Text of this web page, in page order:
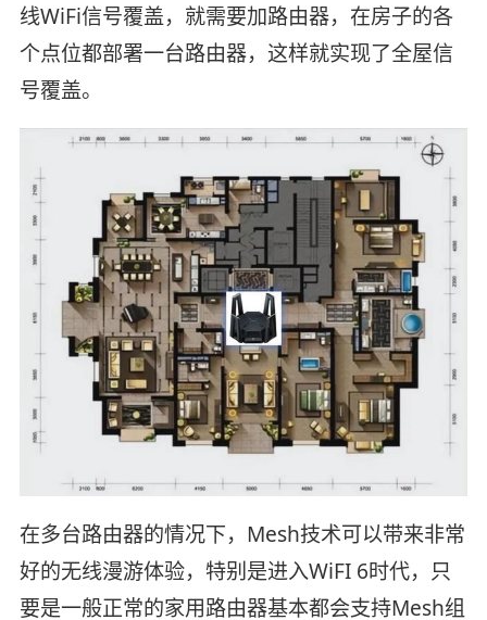
线WiFi信号覆盖，就需要加路由器，在房子的各
个点位都部署一台路由器，这样就实现了全屋信
号覆盖。
在多台路由器的情况下，Mesh技术可以带来非常
好的无线漫游体验，特别是进入WiFI 6时代，只
要是一般正常的家用路由器基本都会支持Mesh组